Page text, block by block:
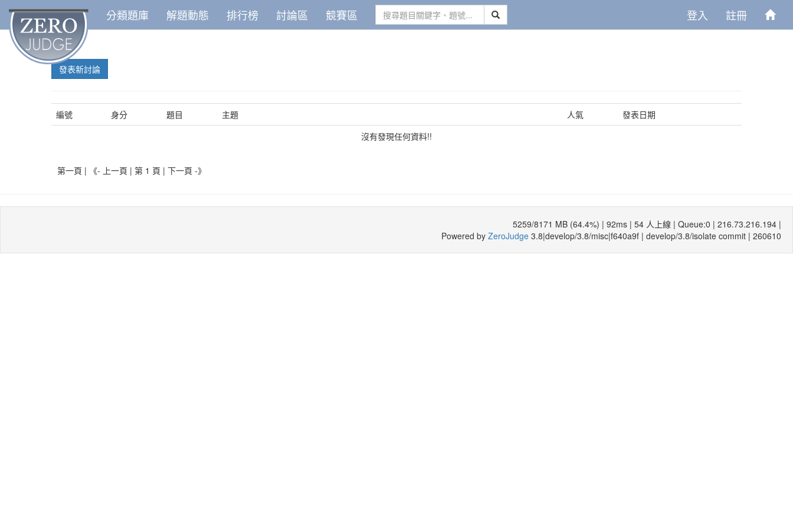
分類題庫 解題動態 排行榜 討論區 競賽區 登入 註冊
發表新討論
編號 身分 題目 主題 人氣
發表日期
沒有發現任何資料!!
第一頁 | 《- 上一頁 | 第 1 頁 | 下一頁 -》
5259/8171 MB (64.4%) | 92ms | 54 人上線 | Queue:0 | 216.73.216.194 |
Powered by ZeroJudge 3.8|develop/3.8/misc|f640a9f | develop/3.8/isolate commit | 260610